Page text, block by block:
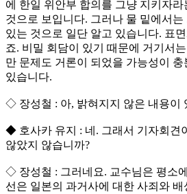
에 한일 위안부 합의를 그냥 지키자
것으로 보입니다. 그러나 물 밑에서는
있는 것으로 일단 알고 있습니다. 표
죠. 비밀 회담이 있기 때문에 거기서
만 문제도 거론이 되었을 가능성이
있습니다.
◇ 장성철 : 아, 밝혀지지 않은 내용이
◆ 호사카 유지 : 네. 그래서 기자회견
않았지 않습니까?
◇ 장성철 : 그러네요. 교수님은 평소
선은 일본의 과거사에 대한 사죄와 배